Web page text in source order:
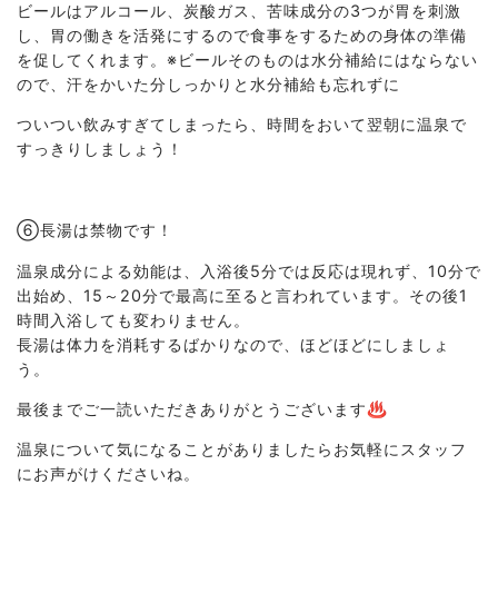
ビールはアルコール、炭酸ガス、苦味成分の3つが胃を刺激
し、胃の働きを活発にするので食事をするための身体の準備
を促してくれます。※ビールそのものは水分補給にはならない
ので、汗をかいた分しっかりと水分補給も忘れずに
ついつい飲みすぎてしまったら、時間をおいて翌朝に温泉で
すっきりしましょう！
⑥長湯は禁物です！
温泉成分による効能は、入浴後5分では反応は現れず、10分で
出始め、15～20分で最高に至ると言われています。その後1
時間入浴しても変わりません。
長湯は体力を消耗するばかりなので、ほどほどにしましょ
う。
最後までご一読いただきありがとうございます♨
温泉について気になることがありましたらお気軽にスタッフ
にお声がけくださいね。